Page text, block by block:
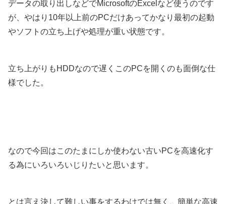
データの取り出しなどでMicrosoftのExcelなど使うのです
が、やはり10年以上前のPCだけあってかなり最初の起動
やソフトの立ち上げや処理が重い状態です。
立ち上がりもHDDなので遅くこのPCを開くのも面倒な仕
様でした。
なので今回はこのたまにしか使わない古いPCを高速化す
る為にいろいろいじりたいと思います。
とは言え決して難しい事をするわけでは無く、簡単な高速